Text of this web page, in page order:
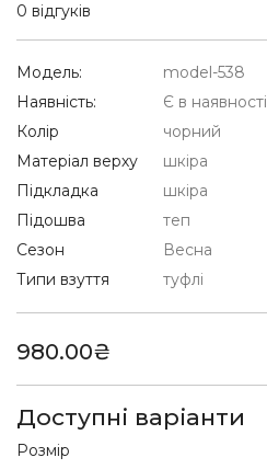
0 відгуків
Модель:
model-538
Наявність:
Є в наявності
Колір
чорний
Матеріал верху
шкіра
Підкладка
шкіра
Підошва
теп
Сезон
Весна
Типи взуття
туфлі
980.00₴
Доступні варіанти
Розмір